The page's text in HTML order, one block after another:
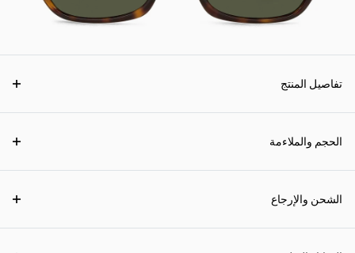
تفاصيل المنتج
الحجم والملاءمة
الشحن والإرجاع